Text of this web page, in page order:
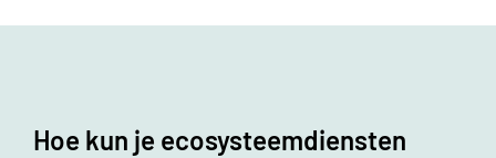
Hoe kun je ecosysteemdiensten